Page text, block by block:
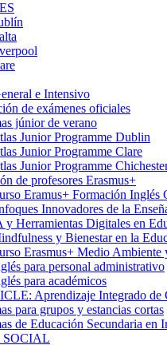
e Intensivo
de exámenes oficiales
júnior de verano
Junior Programme Dublin
Junior Programme Clare
Junior Programme
de profesores Erasmus+
Eramus+ Formación Inglés
Innovadores de la
y Herramientas Digitales en
y Bienestar en la
Erasmus+ Medio Ambiente
para personal administrativo
para académicos
Aprendizaje Integrado de
para grupos y estancias cortas
de Educación Secundaria en
SOCIAL